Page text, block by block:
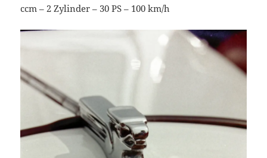
ccm – 2 Zylinder – 30 PS – 100 km/h